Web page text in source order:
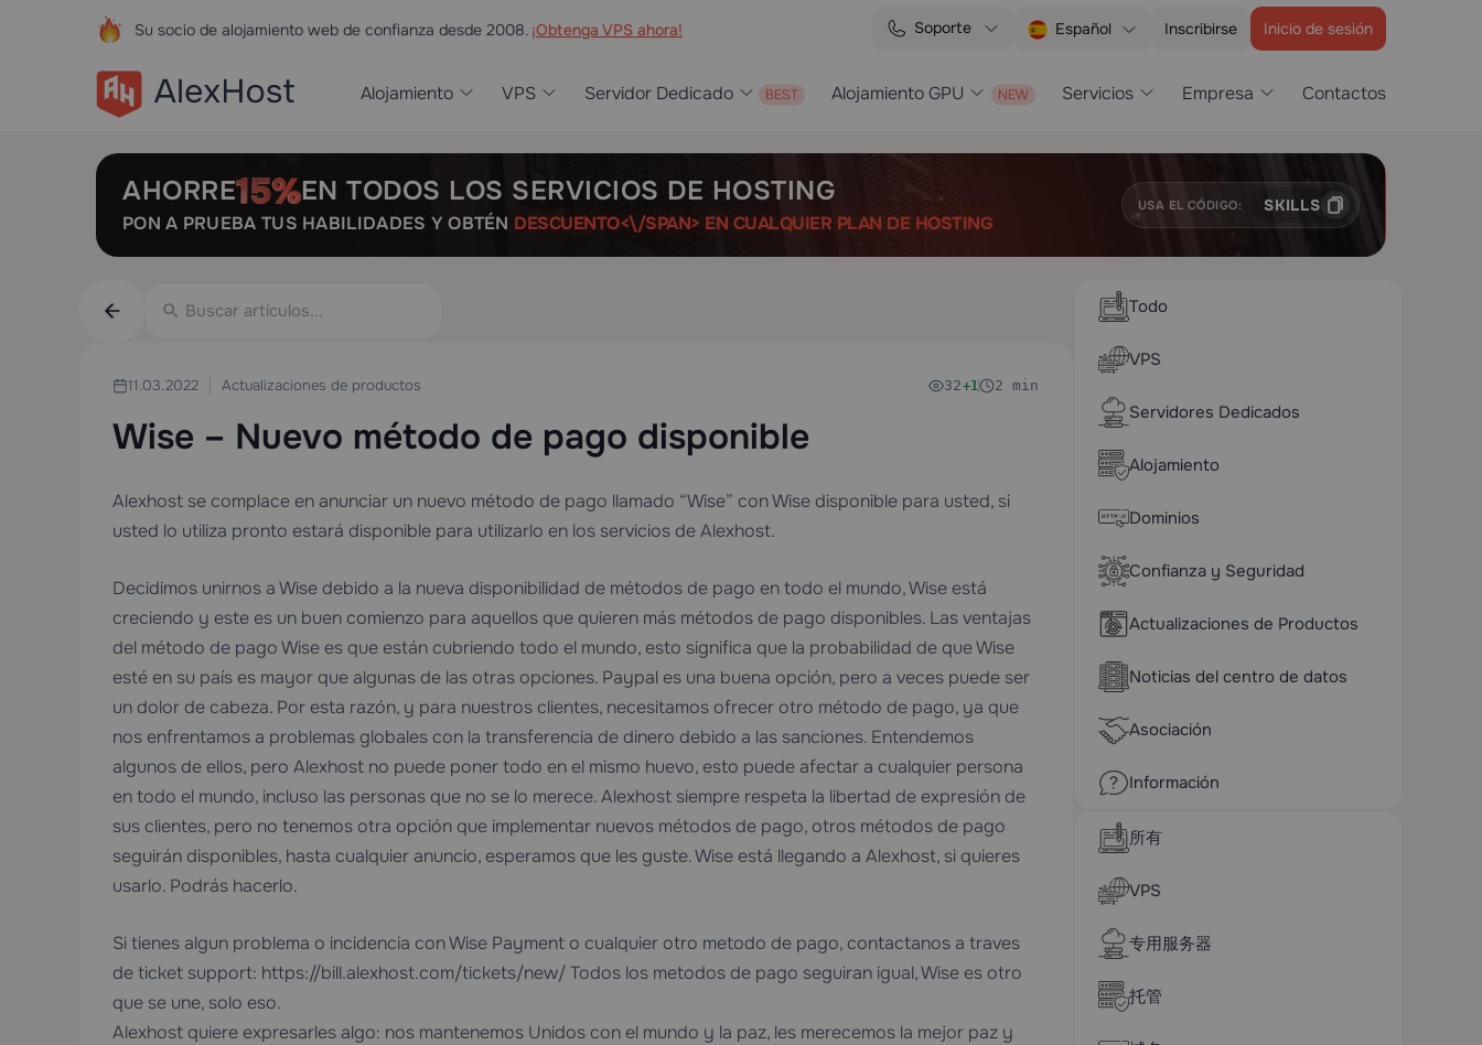
Su socio de alojamiento web de confianza desde 2008. ¡Obtenga VPS ahora! Soporte Español Inscribirse Inicio de sesión
Alojamiento VPS Servidor Dedicado Alojamiento GPU Servicios Empresa Contactos
AHORRE EN TODOS LOS SERVICIOS DE HOSTING
PON A PRUEBA TUS HABILIDADES Y OBTÉN DESCUENTO<\/SPAN> EN CUALQUIER PLAN DE HOSTING
USA EL CÓDIGO: SKILLS
11.03.2022 Actualizaciones de productos 32+1 2 min
Wise – Nuevo método de pago disponible
Alexhost se complace en anunciar un nuevo método de pago llamado “Wise” con Wise disponible para usted, si
usted lo utiliza pronto estará disponible para utilizarlo en los servicios de Alexhost.
Decidimos unirnos a Wise debido a la nueva disponibilidad de métodos de pago en todo el mundo, Wise está
creciendo y este es un buen comienzo para aquellos que quieren más métodos de pago disponibles. Las ventajas
del método de pago Wise es que están cubriendo todo el mundo, esto significa que la probabilidad de que Wise
esté en su país es mayor que algunas de las otras opciones. Paypal es una buena opción, pero a veces puede ser
un dolor de cabeza. Por esta razón, y para nuestros clientes, necesitamos ofrecer otro método de pago, ya que
nos enfrentamos a problemas globales con la transferencia de dinero debido a las sanciones. Entendemos
algunos de ellos, pero Alexhost no puede poner todo en el mismo huevo, esto puede afectar a cualquier persona
en todo el mundo, incluso las personas que no se lo merece. Alexhost siempre respeta la libertad de expresión de
sus clientes, pero no tenemos otra opción que implementar nuevos métodos de pago, otros métodos de pago
seguirán disponibles, hasta cualquier anuncio, esperamos que les guste. Wise está llegando a Alexhost, si quieres
usarlo. Podrás hacerlo.
Si tienes algun problema o incidencia con Wise Payment o cualquier otro metodo de pago, contactanos a traves
de ticket support: https://bill.alexhost.com/tickets/new/ Todos los metodos de pago seguiran igual, Wise es otro
que se une, solo eso.
Alexhost quiere expresarles algo: nos mantenemos Unidos con el mundo y la paz, les merecemos la mejor paz y
Todo
VPS
Servidores Dedicados
Alojamiento
Dominios
Confianza y Seguridad
Actualizaciones de Productos
Noticias del centro de datos
Asociación
Información
所有
VPS
专用服务器
托管